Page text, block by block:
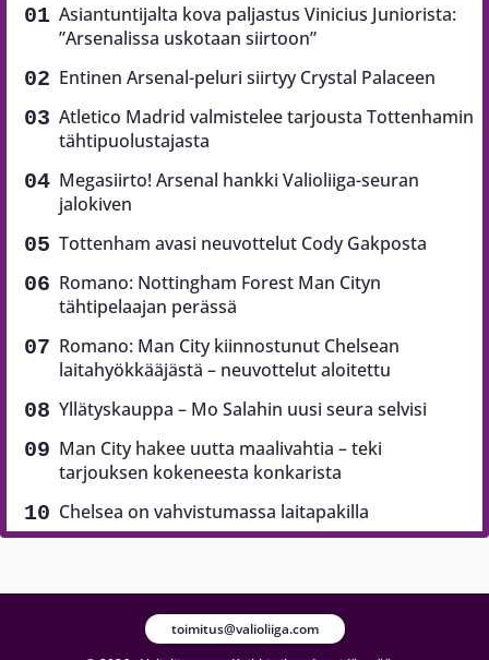
Asiantuntijalta kova paljastus Vinicius Juniorista:
”Arsenalissa uskotaan siirtoon”
Entinen Arsenal-peluri siirtyy Crystal Palaceen
Atletico Madrid valmistelee tarjousta Tottenhamin
tähtipuolustajasta
Megasiirto! Arsenal hankki Valioliiga-seuran
jalokiven
Tottenham avasi neuvottelut Cody Gakposta
Romano: Nottingham Forest Man Cityn
tähtipelaajan perässä
Romano: Man City kiinnostunut Chelsean
laitahyökkääjästä – neuvottelut aloitettu
Yllätyskauppa – Mo Salahin uusi seura selvisi
Man City hakee uutta maalivahtia – teki
tarjouksen kokeneesta konkarista
Chelsea on vahvistumassa laitapakilla
toimitus@valioliiga.com